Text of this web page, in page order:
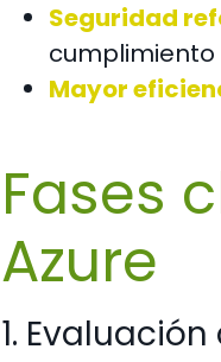
Seguridad
Mayor
Fases
Azure
1.